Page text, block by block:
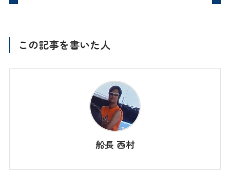
この記事を書いた人
船長 西村